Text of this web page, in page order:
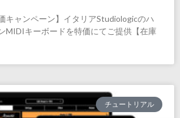
キャンペーン】イタリアStudiologicのハ
MIDIキーボードを特価にてご提供【在庫
チュートリアル